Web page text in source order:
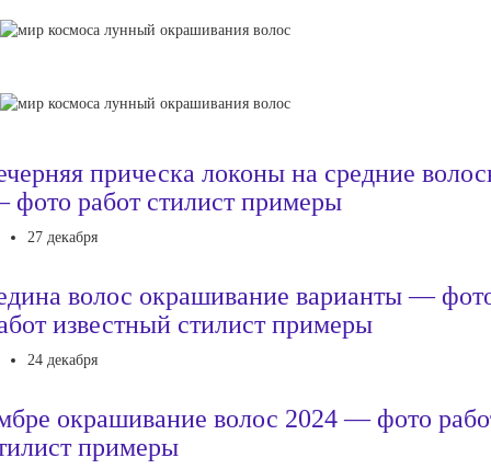
прическа локоны на средние
работ стилист примеры
27 декабря
волос окрашивание варианты —
известный стилист примеры
24 декабря
окрашивание волос 2024 — фото
примеры